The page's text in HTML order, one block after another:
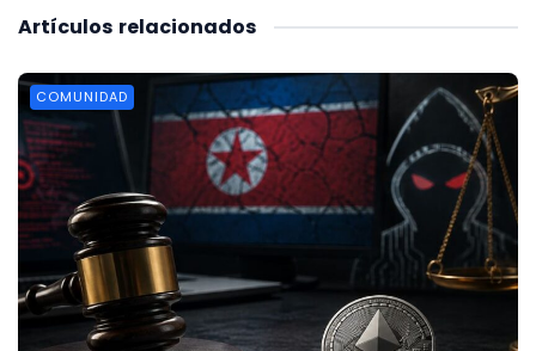
relacionados
Artículos
COMUNIDAD